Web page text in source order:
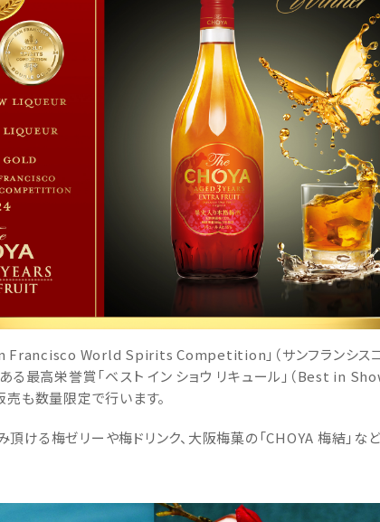
World Spirits Competition」（サンフランシスコ・
る最高栄誉賞「ベスト イン ショウ リキュール」（Best in
も数量限定で行います。
ける梅ゼリーや梅ドリンク、大阪梅菓の「CHOYA 梅結」な